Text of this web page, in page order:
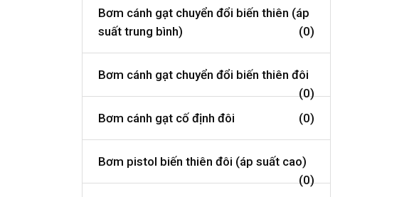
Bơm cánh gạt chuyển đổi biến thiên (áp
suất trung bình)
(0)
Bơm cánh gạt chuyển đổi biến thiên đôi
(0)
Bơm cánh gạt cố định đôi
(0)
Bơm pistol biến thiên đôi (áp suất cao)
(0)